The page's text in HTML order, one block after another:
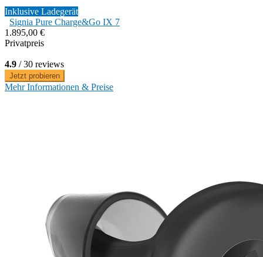
Inklusive Ladegerät
Signia Pure Charge&Go IX 7
1.895,00 €
Privatpreis
4.9 / 30 reviews
Jetzt probieren
Mehr Informationen & Preise